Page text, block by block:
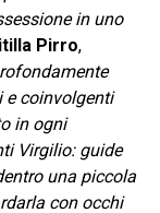
in uno
Pirro,
e coinvolgenti
in ogni
Virgilio: guide
una piccola
con occhi